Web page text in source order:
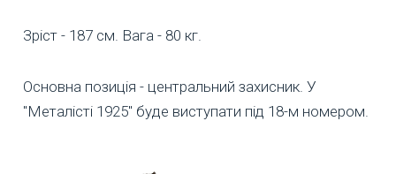
Зріст - 187 см. Вага - 80 кг.
Основна позиція - центральний захисник. У
"Металісті 1925" буде виступати під 18-м номером.